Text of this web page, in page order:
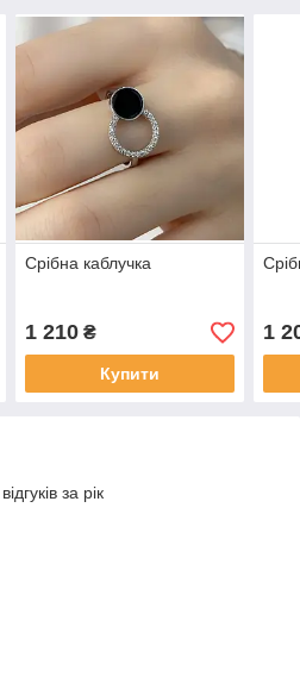
Срібна каблучка
1 210₴
Купити
1
за рік